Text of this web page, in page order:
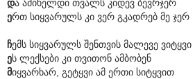
და ამიხელდი თვალს კიდევ ბევრჯერ
ერთ სიყვარულს კი ვერ გკადრებ მე ჯერ
ჩემს სიყვარულს შენთვის მალევე ვიტყვი
ეს ლექსები კი თვითონ ამბობენ
მიყვარხარ, გეტყვი ამ ერთი სიტყვით